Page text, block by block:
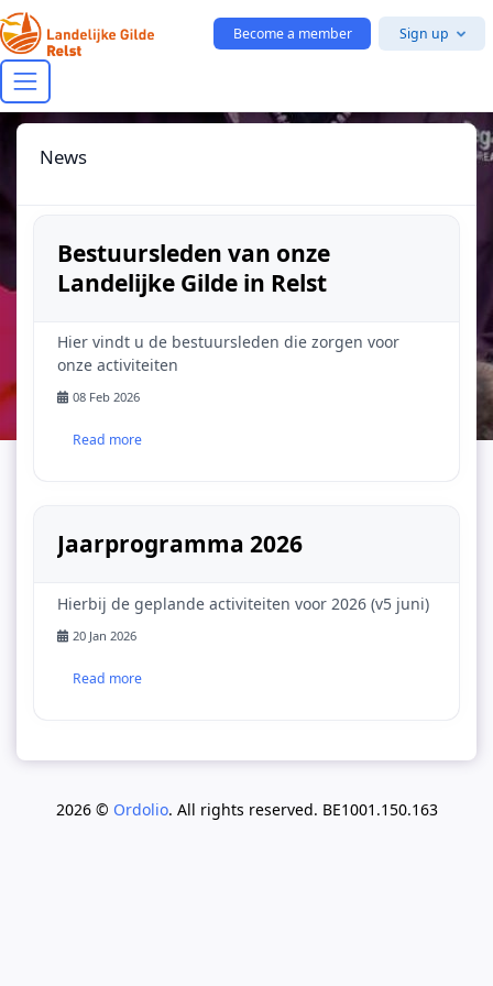
Skip to main content
Become a member Sign up
News
Bestuursleden van onze
Landelijke Gilde in Relst
Hier vindt u de bestuursleden die zorgen voor
onze activiteiten
08 Feb 2026
Read more
Jaarprogramma 2026
Hierbij de geplande activiteiten voor 2026 (v5 juni)
20 Jan 2026
Read more
2026 © Ordolio. All rights reserved. BE1001.150.163